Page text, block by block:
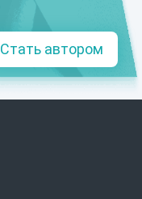
Стать автором